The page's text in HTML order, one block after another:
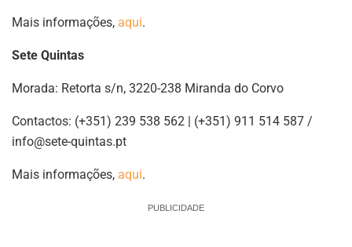
Mais informações, aqui.
Sete Quintas
Morada: Retorta s/n, 3220-238 Miranda do Corvo
Contactos: (+351) 239 538 562 | (+351) 911 514 587 /
info@sete-quintas.pt
Mais informações, aqui.
PUBLICIDADE